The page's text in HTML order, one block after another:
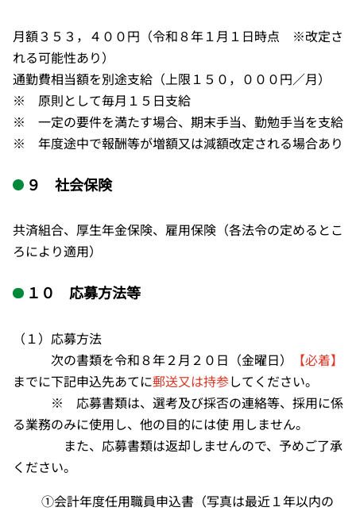
月額３５３，４００円（令和８年１月１日時点 ※改定さ
れる可能性あり）
通勤費相当額を別途支給（上限１５０，０００円／月）
※ 原則として毎月１５日支給
※ 一定の要件を満たす場合、期末手当、勤勉手当を支給
※ 年度途中で報酬等が増額又は減額改定される場合あり
９ 社会保険
共済組合、厚生年金保険、雇用保険（各法令の定めるとこ
ろにより適用）
１０ 応募方法等
（１）応募方法
次の書類を令和８年２月２０日（金曜日）
【必着】
までに下記申込先あてに郵送又は持参してください。
※ 応募書類は、選考及び採否の連絡等、採用に係
る業務のみに使用し、他の目的には使 用しません。
また、応募書類は返却しませんので、予めご了承
ください。
①会計年度任用職員申込書（写真は最近１年以内の